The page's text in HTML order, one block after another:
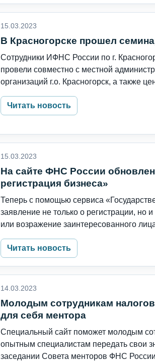
15.03.2023
В Красногорске прошел
Сотрудники ИФНС России по г.
провели совместно с местной
организаций г.о. Красногорск, а также
Читать новость
15.03.2023
На сайте ФНС России
регистрация бизнеса»
Теперь с помощью сервиса
заявление не только о регистрации,
или возражение заинтересованного
Читать новость
14.03.2023
Молодым сотрудникам
для себя ментора
Специальный сайт поможет молодым
опытным специалистам передать свои
заседании Совета менторов ФНС